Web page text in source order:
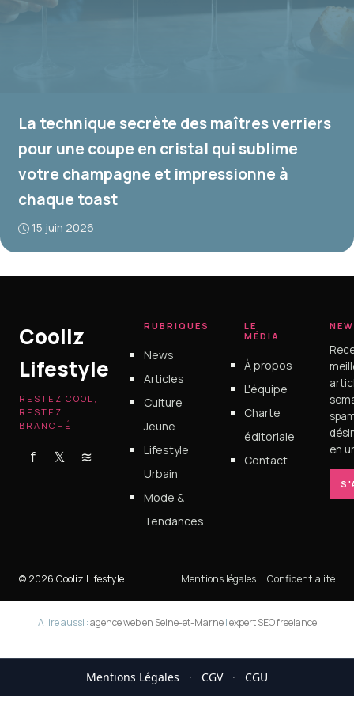
La technique secrète des maîtres verriers
pour une coupe en cristal qui sublime
votre champagne et impressionne à
chaque toast
15 juin 2026
Cooliz
Lifestyle
RESTEZ COOL,
RESTEZ
BRANCHÉ
f 𝕏 ≋
RUBRIQUES
News
Articles
Culture
Jeune
Lifestyle
Urbain
Mode &
Tendances
LE
MÉDIA
À propos
L'équipe
Charte
éditoriale
Contact
en
© 2026 Cooliz Lifestyle Mentions légales Confidentialité
A lire aussi :agence web en Seine-et-Marne|expert SEO freelance
Mentions Légales · CGV · CGU